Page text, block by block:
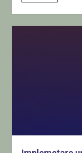
e
dati